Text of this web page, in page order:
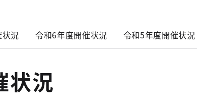
況 令和6年度開催状況 令和5年度開催状況
状況